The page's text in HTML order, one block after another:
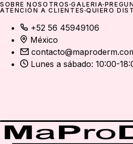
SOBRE NOSOTROS GALERÍA
ATENCIÓN A CLIENTES QUIERO
+52 56 45949106
México
Lunes a sábado: 10:00-